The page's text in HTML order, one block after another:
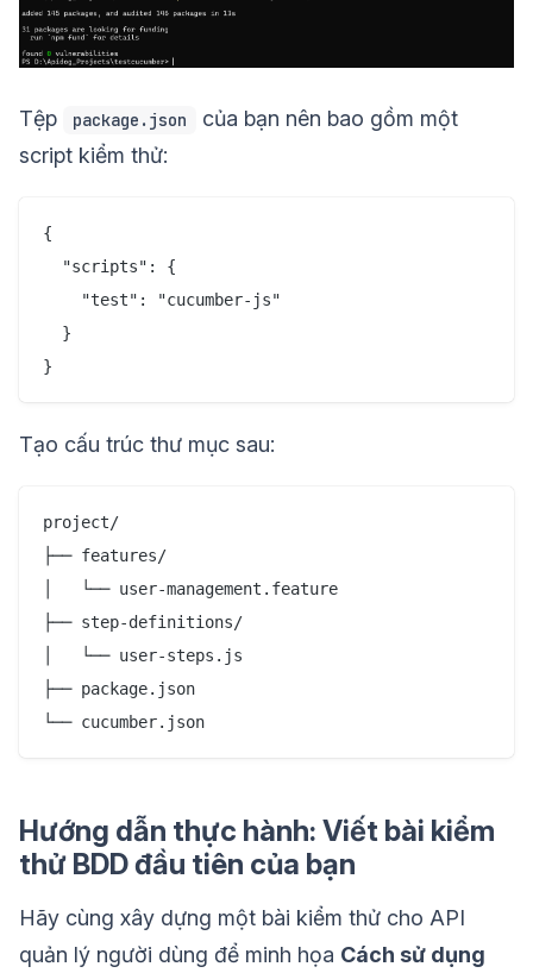
Tệp package.json
của bạn nên bao gồm một
script kiểm thử:
{
  "scripts": {
    "test": "cucumber-js"
  }
Tạo cấu trúc thư mục sau:
project/
├── features/
│   └── user-management.feature
├── step-definitions/
│   └── user-steps.js
├── package.json
Hướng dẫn thực hành: Viết bài kiểm
thử BDD đầu tiên của bạn
Hãy cùng xây dựng một bài kiểm thử cho API
quản lý người dùng để minh họa Cách sử dụng